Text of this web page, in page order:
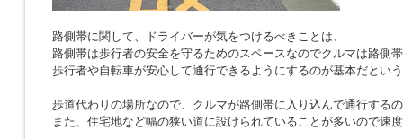
路側帯に関して、ドライバーが気をつけるべきことは、
路側帯は歩行者の安全を守るためのスペースなのでクルマは路側
歩行者や自転車が安心して通行できるようにするのが基本だとい
歩道代わりの場所なので、クルマが路側帯に入り込んで通行する
また、住宅地など幅の狭い道に設けられていることが多いので速